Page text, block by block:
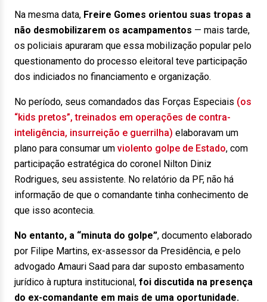
Na mesma data, Freire Gomes orientou suas tropas a
não desmobilizarem os acampamentos — mais tarde,
os policiais apuraram que essa mobilização popular pelo
questionamento do processo eleitoral teve participação
dos indiciados no financiamento e organização.
No período, seus comandados das Forças Especiais (os
“kids pretos”, treinados em operações de contra-
inteligência, insurreição e guerrilha) elaboravam um
plano para consumar um violento golpe de Estado, com
participação estratégica do coronel Nilton Diniz
Rodrigues, seu assistente. No relatório da PF, não há
informação de que o comandante tinha conhecimento de
que isso acontecia.
No entanto, a “minuta do golpe”, documento elaborado
por Filipe Martins, ex-assessor da Presidência, e pelo
advogado Amauri Saad para dar suposto embasamento
jurídico à ruptura institucional, foi discutida na presença
do ex-comandante em mais de uma oportunidade.